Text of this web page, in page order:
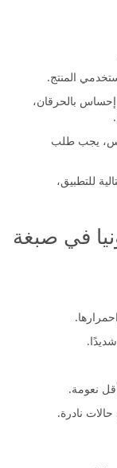
المنتج.
بالحرقان،
يجب طلب
للتطبيق،
في صبغة
نعومة.
نادرة.